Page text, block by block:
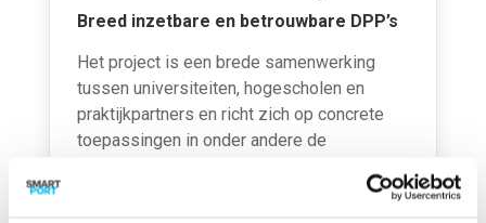
Breed inzetbare en betrouwbare DPP’s
Het project is een brede samenwerking
tussen universiteiten, hogescholen en
praktijkpartners en richt zich op concrete
toepassingen in onder andere de